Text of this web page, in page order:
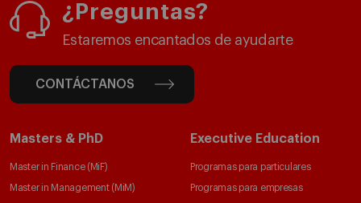
¿Preguntas?
Estaremos encantados de ayudarte
CONTÁCTANOS
Masters & PhD
Master in Finance (MiF)
Master in Management (MiM)
Executive Education
Programas para particulares
Programas para empresas